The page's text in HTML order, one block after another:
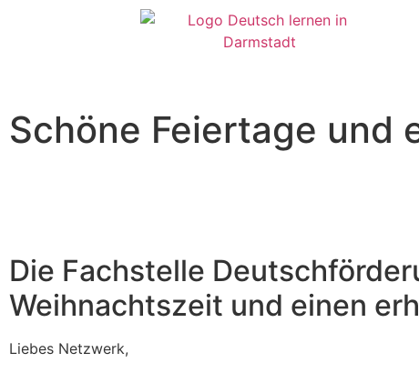
Schöne Feiertage und
Die Fachstelle
Weihnachtszeit und einen
Liebes Netzwerk,